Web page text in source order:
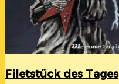
Filetstück des Tages